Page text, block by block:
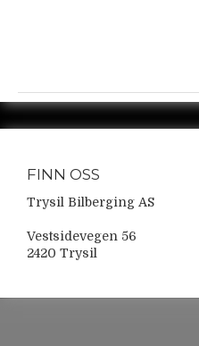
FINN OSS
Trysil Bilberging AS
Vestsidevegen 56
2420 Trysil